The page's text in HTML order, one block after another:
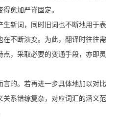
愈加严谨固定。
生新词，同时旧词也不断地用于表
不断演变。为此，翻译时往往需
，采取必要的变通手段，亦即灵
言的。若再进一步具体地加以对比
系错综复杂，对应词汇的涵义范